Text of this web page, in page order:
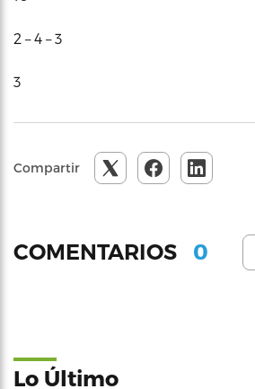
2 – 4 – 3
3
Compartir
COMENTARIOS 0
Lo Último